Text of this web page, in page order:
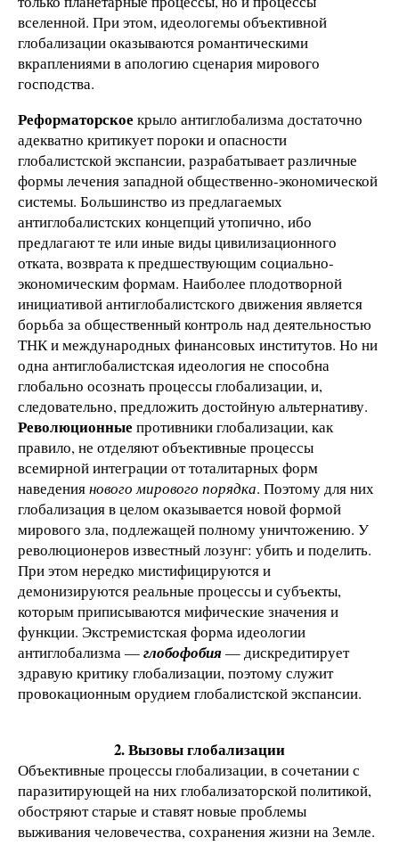
вселенной. При этом, идеологемы объективной
глобализации оказываются романтическими
вкраплениями в апологию сценария мирового
господства.
Реформаторское крыло антиглобализма достаточно
адекватно критикует пороки и опасности
глобалистской экспансии, разрабатывает различные
формы лечения западной общественно-экономической
системы. Большинство из предлагаемых
антиглобалистских концепций утопично, ибо
предлагают те или иные виды цивилизационного
отката, возврата к предшествующим социально-
экономическим формам. Наиболее плодотворной
инициативой антиглобалистского движения является
борьба за общественный контроль над деятельностью
ТНК и международных финансовых институтов. Но ни
одна антиглобалистская идеология не способна
глобально осознать процессы глобализации, и,
следовательно, предложить достойную альтернативу.
Революционные противники глобализации, как
правило, не отделяют объективные процессы
всемирной интеграции от тоталитарных форм
наведениянового мирового порядка. Поэтому для них
глобализация в целом оказывается новой формой
мирового зла, подлежащей полному уничтожению. У
революционеров известный лозунг: убить и поделить.
При этом нередко мистифицируются и
демонизируются реальные процессы и субъекты,
которым приписываются мифические значения и
функции. Экстремистская форма идеологии
антиглобализма —глобофобия — дискредитирует
здравую критику глобализации, поэтому служит
провокационным орудием глобалистской экспансии.
2. Вызовы глобализации
Объективные процессы глобализации, в сочетании с
паразитирующей на них глобализаторской политикой,
обостряют старые и ставят новые проблемы
выживания человечества, сохранения жизни на Земле.